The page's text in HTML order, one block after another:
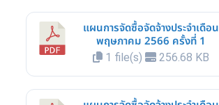
แผนการจัดซื้อจัดจ้างประจำเดือน
พฤษภาคม 2566 ครั้งที่ 1
1 file(s) 256.68 KB